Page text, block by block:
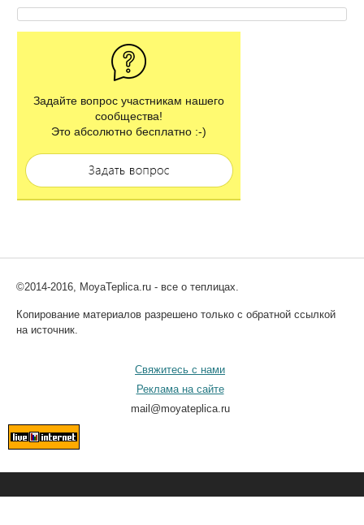
Задайте вопрос участникам нашего
сообщества!
Это абсолютно бесплатно :-)
©2014-2016, MoyaTeplica.ru - все о теплицах.
Копирование материалов разрешено только с обратной ссылкой
на источник.
Свяжитесь с нами
Реклама на сайте
mail@moyateplica.ru